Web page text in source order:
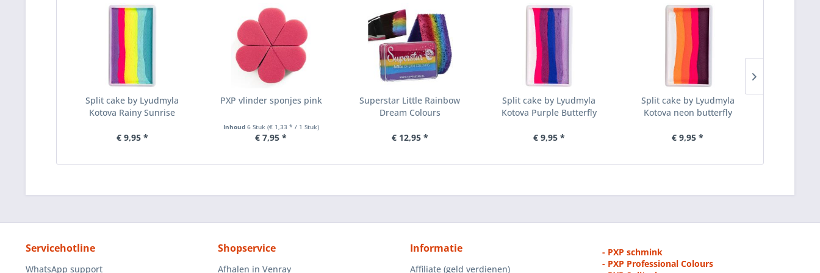
Split cake by Lyudmyla
Kotova Rainy Sunrise
€ 9,95 *
PXP vlinder sponjes pink
Inhoud 6 Stuk (€ 1,33 * / 1 Stuk)
€ 7,95 *
Superstar Little Rainbow
Dream Colours
€ 12,95 *
Split cake by Lyudmyla
Kotova Purple Butterfly
€ 9,95 *
Split cake by Lyudmyla
Kotova neon butterfly
€ 9,95 *
Servicehotline
WhatsApp support
Shopservice
Afhalen in Venray
Informatie
Affiliate (geld verdienen)
- PXP schmink
- PXP Professional Colours